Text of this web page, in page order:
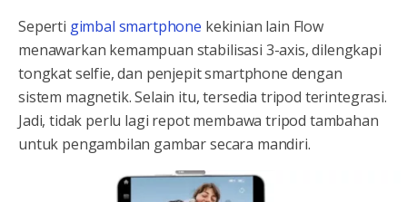
Seperti gimbal smartphone kekinian lain Flow
menawarkan kemampuan stabilisasi 3-axis, dilengkapi
tongkat selfie, dan penjepit smartphone dengan
sistem magnetik. Selain itu, tersedia tripod terintegrasi.
Jadi, tidak perlu lagi repot membawa tripod tambahan
untuk pengambilan gambar secara mandiri.